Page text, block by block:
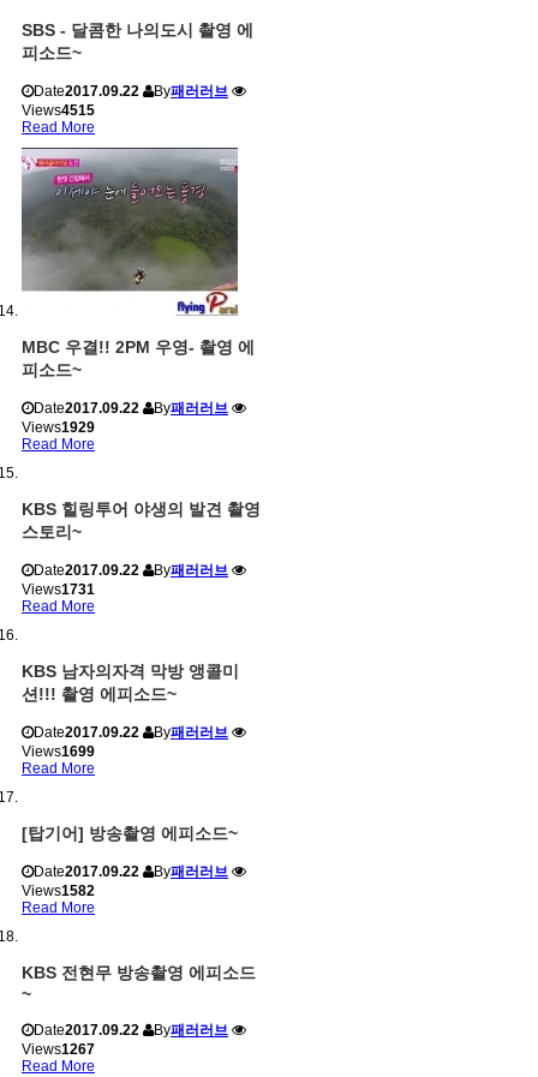
SBS - 달콤한 나의도시 촬영 에
피소드~
Date2017.09.22 By패러러브
Views4515
Read More
MBC 우결!! 2PM 우영- 촬영 에
피소드~
Date2017.09.22 By패러러브
Views1929
Read More
KBS 힐링투어 야생의 발견 촬영
스토리~
Date2017.09.22 By패러러브
Views1731
Read More
KBS 남자의자격 막방 앵콜미
션!!! 촬영 에피소드~
Date2017.09.22 By패러러브
Views1699
Read More
[탑기어] 방송촬영 에피소드~
Date2017.09.22 By패러러브
Views1582
Read More
KBS 전현무 방송촬영 에피소드
~
Date2017.09.22 By패러러브
Views1267
Read More